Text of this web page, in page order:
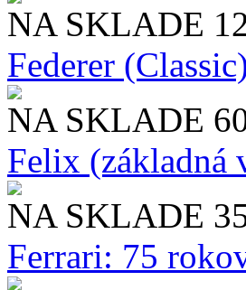
NA SKLADE
Federer
NA SKLADE
Felix (základná
NA SKLADE
Ferrari: 75